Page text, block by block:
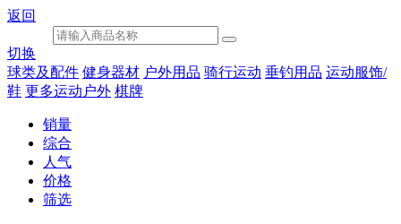
返回
切换
球类及配件 健身器材 户外用品 骑行运动 垂钓用品 运动服饰/
鞋 更多运动户外 棋牌
销量
综合
人气
价格
筛选